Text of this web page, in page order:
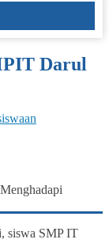
Darul
siswa SMP IT